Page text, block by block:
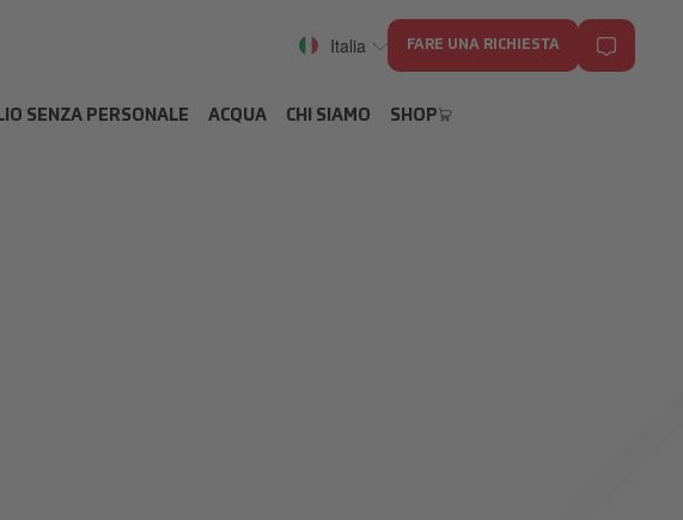
Italia FARE UNA RICHIESTA
SENZA PERSONALE ACQUA CHI SIAMO SHOP